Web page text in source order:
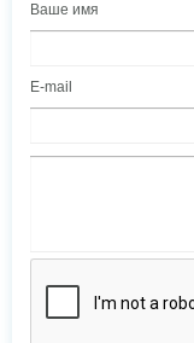
Ваше имя
E-mail